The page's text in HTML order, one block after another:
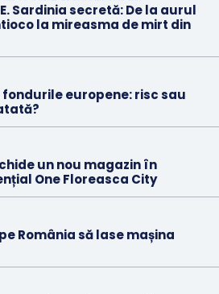
Sardinia secretă: De la aurul
la mireasma de mirt din
europene: risc sau
un nou magazin în
One Floreasca City
România să lase mașina